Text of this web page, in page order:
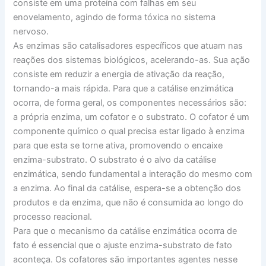
consiste em uma proteína com falhas em seu
enovelamento, agindo de forma tóxica no sistema
nervoso.
As enzimas são catalisadores específicos que atuam nas
reações dos sistemas biológicos, acelerando-as. Sua ação
consiste em reduzir a energia de ativação da reação,
tornando-a mais rápida. Para que a catálise enzimática
ocorra, de forma geral, os componentes necessários são:
a própria enzima, um cofator e o substrato. O cofator é um
componente químico o qual precisa estar ligado à enzima
para que esta se torne ativa, promovendo o encaixe
enzima-substrato. O substrato é o alvo da catálise
enzimática, sendo fundamental a interação do mesmo com
a enzima. Ao final da catálise, espera-se a obtenção dos
produtos e da enzima, que não é consumida ao longo do
processo reacional.
Para que o mecanismo da catálise enzimática ocorra de
fato é essencial que o ajuste enzima-substrato de fato
aconteça. Os cofatores são importantes agentes nesse